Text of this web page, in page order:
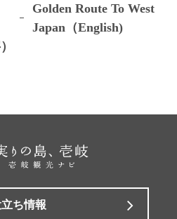
Golden Route To West
Japan（English)
ち情報